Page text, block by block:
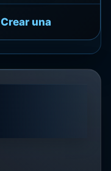
Crear una